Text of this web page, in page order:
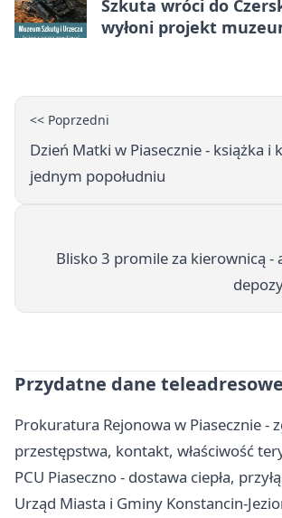
Szkuta wróci do
wyłoni projekt
<< Poprzedni
Dzień Matki w Piasecznie - książka i
jednym popołudniu
Blisko 3 promile za kierownicą -
Przydatne dane teleadresowe
Prokuratura Rejonowa w Piasecznie -
przestępstwa, kontakt, właściwość
PCU Piaseczno - dostawa ciepła,
Urząd Miasta i Gminy Konstancin-